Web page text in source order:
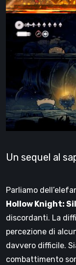
Un sequel al
Parliamo
Hollow Knight:
discordanti. La
percezione di
davvero difficile.
combattimento